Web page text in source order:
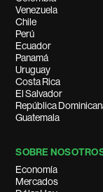
Venezuela
Chile
Perú
Ecuador
Panamá
Uruguay
Costa Rica
El Salvador
República
Guatemala
SOBRE
Economía
Mercados